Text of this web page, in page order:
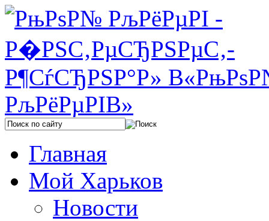
Главная
Мой Харьков
Новости